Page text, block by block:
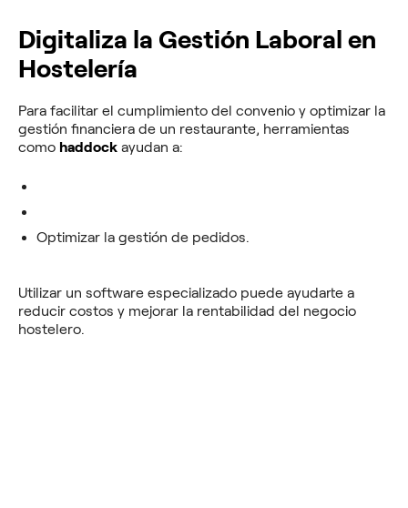
Digitaliza la Gestión Laboral en
Hostelería
Para facilitar el cumplimiento del convenio y optimizar la
gestión financiera de un restaurante, herramientas
como haddock ayudan a:
Optimizar la gestión de pedidos.
Utilizar un software especializado puede ayudarte a
reducir costos y mejorar la rentabilidad del negocio
hostelero.